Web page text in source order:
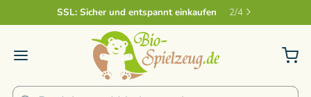
Sicher und nachhaltig Bezahlen 4
Suchen
1/5